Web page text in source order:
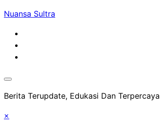
Skip
content
Nuansa Sultra
Berita Terupdate, Edukasi Dan Terpercaya
×